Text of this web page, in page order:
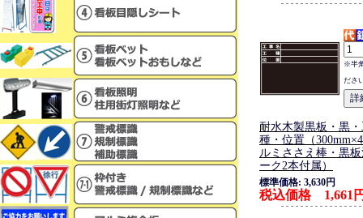
※半
ださ
耐水木製黒板・黒
種・位置（
ルミささえ棒・黒
ーク2本付属）
標準価格: 3,630円
税込価格 1,661